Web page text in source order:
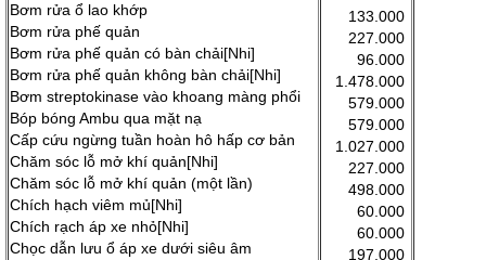
Bơm rửa ổ lao khớp
Bơm rửa phế quản
Bơm rửa phế quản có bàn chải[Nhi]
Bơm rửa phế quản không bàn chải[Nhi]
Bơm streptokinase vào khoang màng phổi
Bóp bóng Ambu qua mặt nạ
Cấp cứu ngừng tuần hoàn hô hấp cơ bản
Chăm sóc lỗ mở khí quản[Nhi]
Chăm sóc lỗ mở khí quản (một lần)
Chích hạch viêm mủ[Nhi]
Chích rạch áp xe nhỏ[Nhi]
Chọc dẫn lưu ổ áp xe dưới siêu âm
133.000
227.000
96.000
1.478.000
579.000
579.000
1.027.000
227.000
498.000
60.000
60.000
197.000